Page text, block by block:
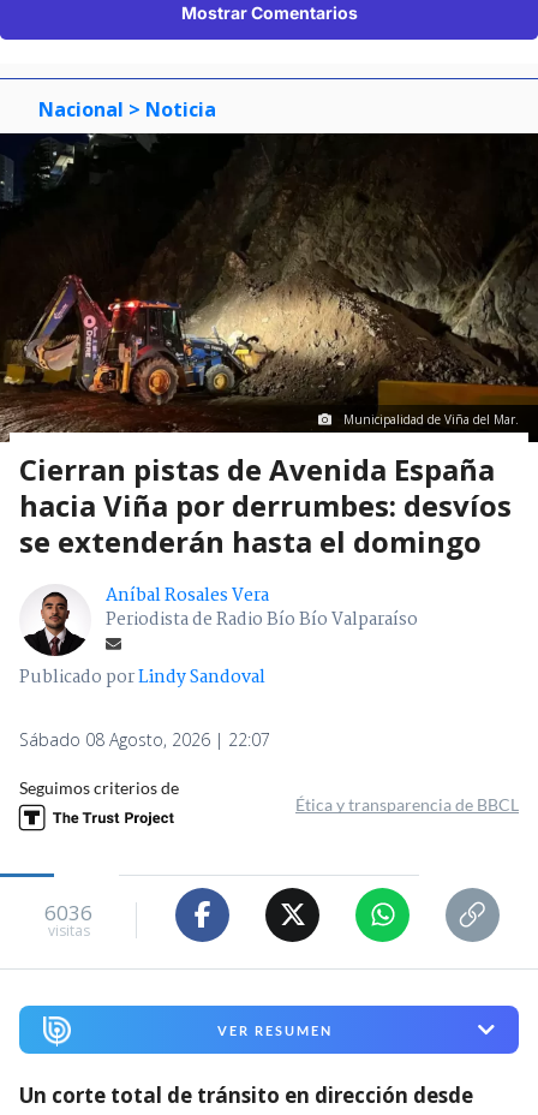
Mostrar Comentarios
Nacional > Noticia
Municipalidad de Viña del Mar.
Cierran pistas de Avenida España
hacia Viña por derrumbes: desvíos
se extenderán hasta el domingo
Aníbal Rosales Vera
Periodista de Radio Bío Bío Valparaíso
Publicado porLindy Sandoval
Sábado 08 Agosto, 2026 | 22:07
Seguimos criterios de
Ética y transparencia de BBCL
6036
visitas
VER RESUMEN
Un corte total de tránsito en dirección desde